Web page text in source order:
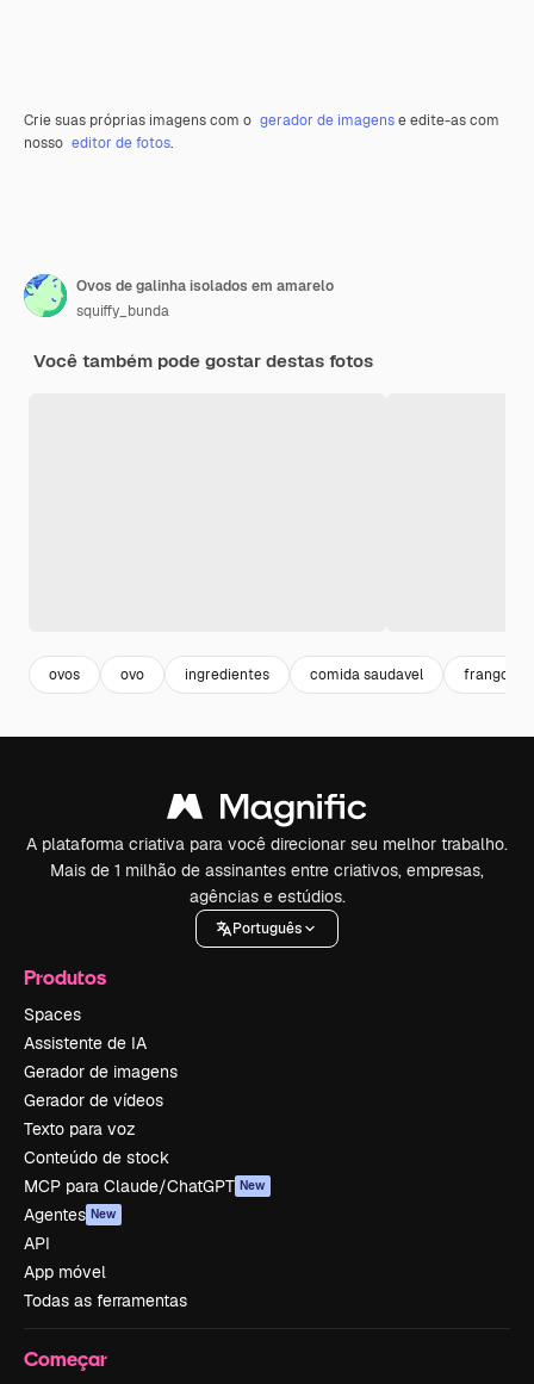
Crie suas próprias imagens com o gerador de imagense edite-as com
nosso editor de fotos.
Ovos de galinha isolados em amarelo
squiffy_bunda
Você também pode gostar destas fotos
ovos ovo ingredientes comida saudavel frango
A plataforma criativa para você direcionar seu melhor trabalho.
Mais de 1 milhão de assinantes entre criativos, empresas,
agências e estúdios.
Português
Produtos
Spaces
Assistente de IA
Gerador de imagens
Gerador de vídeos
Texto para voz
Conteúdo de stock
MCP para Claude/ChatGPT New
Agentes New
API
App móvel
Todas as ferramentas
Começar